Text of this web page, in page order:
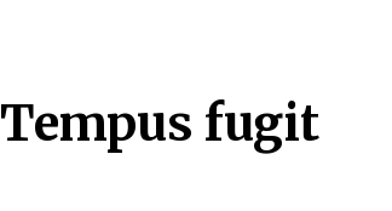
Tempus fugit